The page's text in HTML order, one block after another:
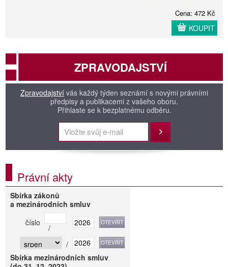
Cena: 472 Kč
KOUPIT
ZPRAVODAJSTVÍ
Zpravodajství vás každý týden seznámí s novými právními
předpisy a publikacemi z vašeho oboru.
Přihlaste se k bezplatnému odběru.
Přihlásit
Právní akty
Sbírka zákonů
a mezinárodních smluv
číslo
/
/
Sbírka mezinárodních smluv